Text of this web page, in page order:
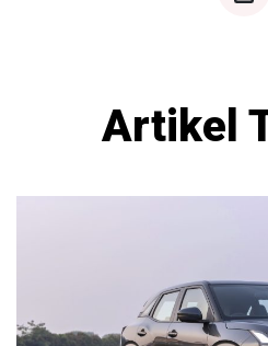
Artikel